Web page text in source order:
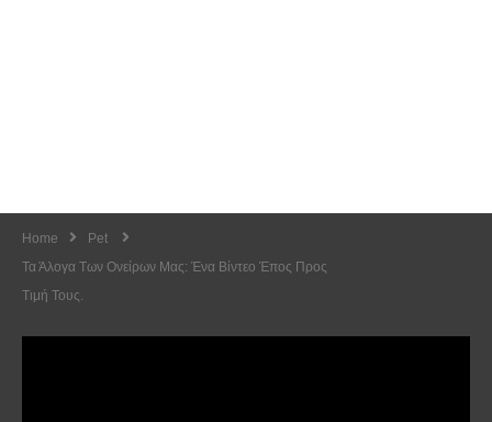
Home
Pet
Τα Άλογα Των Ονείρων Μας: Ένα Βίντεο Έπος Προς
Τιμή Τους.